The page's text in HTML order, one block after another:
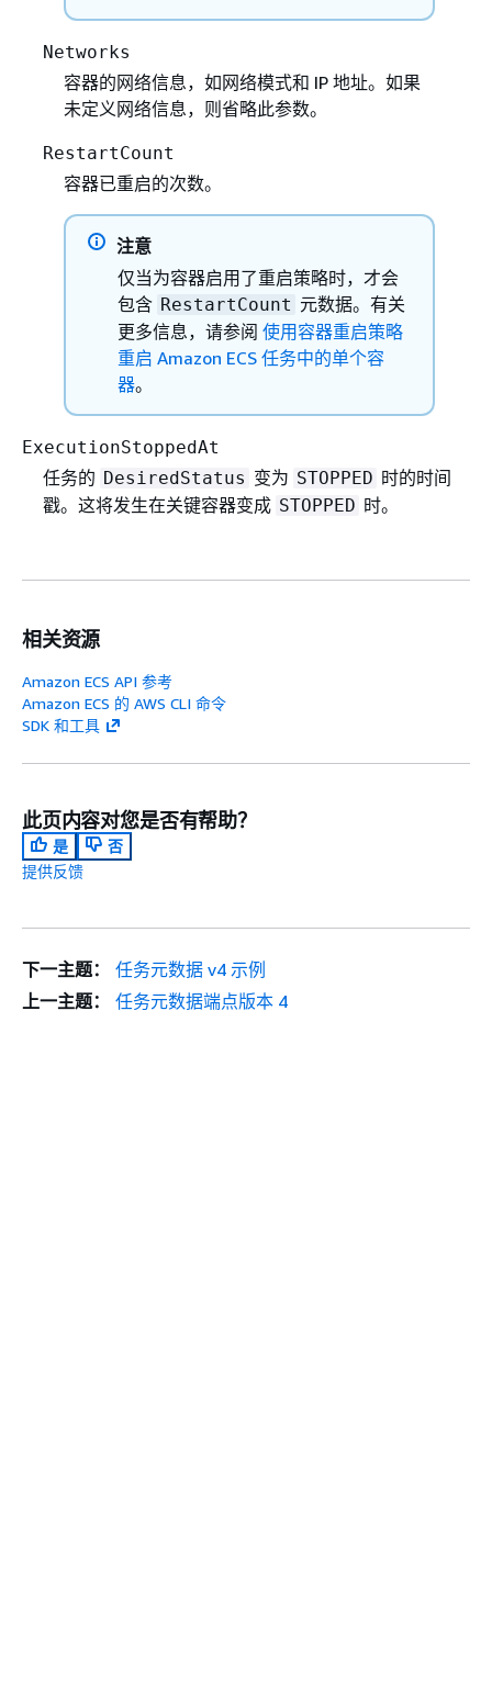
Networks
容器的网络信息，如网络模式和 IP 地址。如果
未定义网络信息，则省略此参数。
RestartCount
容器已重启的次数。
注意
仅当为容器启用了重启策略时，才会
包含 RestartCount 元数据。有关
更多信息，请参阅 使用容器重启策略
重启 Amazon ECS 任务中的单个容
器。
ExecutionStoppedAt
任务的 DesiredStatus 变为 STOPPED 时的时间
戳。这将发生在关键容器变成 STOPPED 时。
相关资源
Amazon ECS API 参考
Amazon ECS 的 AWS CLI 命令
SDK 和工具
此页内容对您是否有帮助？
是
否
提供反馈
下一主题：
任务元数据 v4 示例
上一主题：
任务元数据端点版本 4